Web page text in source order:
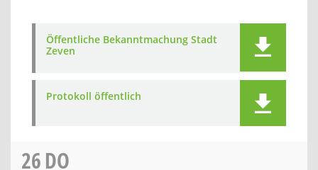
Öffentliche Bekanntmachung Stadt
Zeven
Protokoll öffentlich
26DO